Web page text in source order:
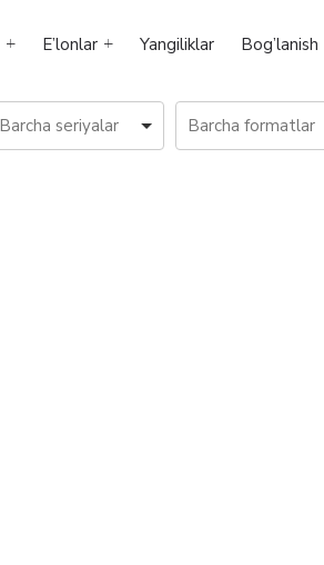
E’lonlar Yangiliklar Bog’lanish